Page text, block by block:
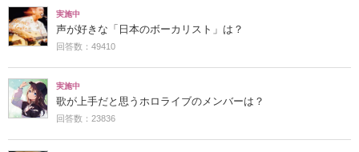
実施中
声が好きな「日本のボーカリスト」は？
回答数：49410
実施中
歌が上手だと思うホロライブのメンバーは？
回答数：23836